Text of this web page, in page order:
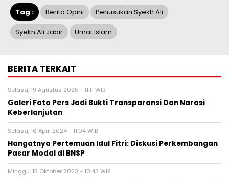
Tag : Berita Opini Penusukan Syekh Ali
Syekh Ali Jabir Umat Islam
BERITA TERKAIT
Selasa, 19 Agustus 2025 - 11:11 WIB
Galeri Foto Pers Jadi Bukti Transparansi Dan Narasi
Keberlanjutan
Selasa, 16 April 2024 - 11:04 WIB
Hangatnya Pertemuan Idul Fitri: Diskusi Perkembangan
Pasar Modal di BNSP
Minggu, 15 Oktober 2023 - 10:43 WIB